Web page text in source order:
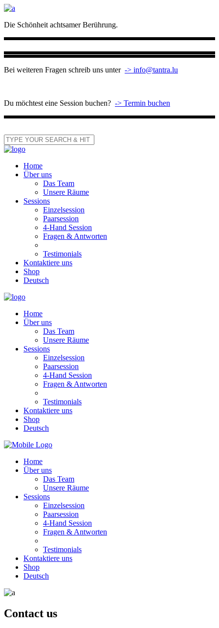
Die Schönheit achtsamer Berührung.
Bei weiteren Fragen schreib uns unter -> info@tantra.lu
Du möchtest eine Session buchen? -> Termin buchen
Home
Über uns
Das Team
Unsere Räume
Sessions
Einzelsession
Paarsession
4-Hand Session
Fragen & Antworten
Testimonials
Kontaktiere uns
Shop
Deutsch
Home
Über uns
Das Team
Unsere Räume
Sessions
Einzelsession
Paarsession
4-Hand Session
Fragen & Antworten
Testimonials
Kontaktiere uns
Shop
Deutsch
Home
Über uns
Das Team
Unsere Räume
Sessions
Einzelsession
Paarsession
4-Hand Session
Fragen & Antworten
Testimonials
Kontaktiere uns
Shop
Deutsch
Contact us